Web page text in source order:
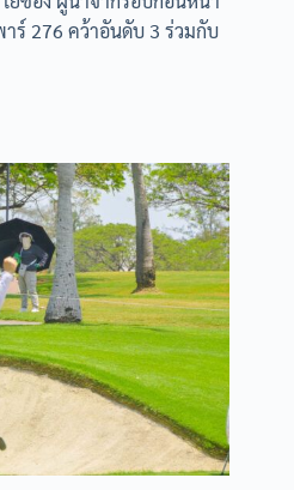
ร์ 276 คว้าอันดับ 3 ร่วมกับ